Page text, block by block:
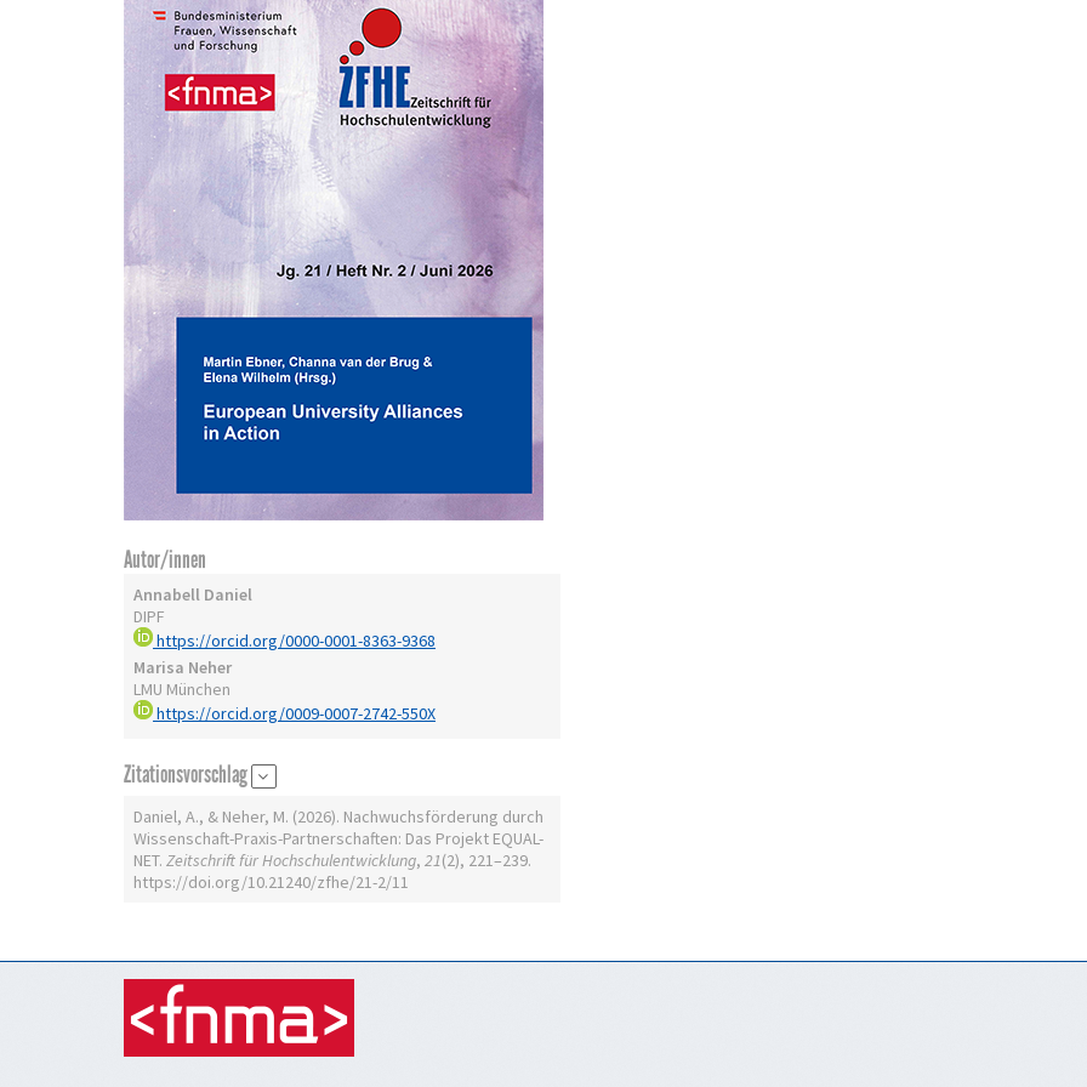
Autor/innen
Annabell Daniel
DIPF
https://orcid.org/0000-0001-8363-9368
Marisa Neher
LMU München
https://orcid.org/0009-0007-2742-550X
Zitationsvorschlag
Daniel, A., & Neher, M. (2026). Nachwuchsförderung durch
Wissenschaft-Praxis-Partnerschaften: Das Projekt EQUAL-
NET. Zeitschrift für Hochschulentwicklung, 21(2), 221–239.
https://doi.org/10.21240/zfhe/21-2/11